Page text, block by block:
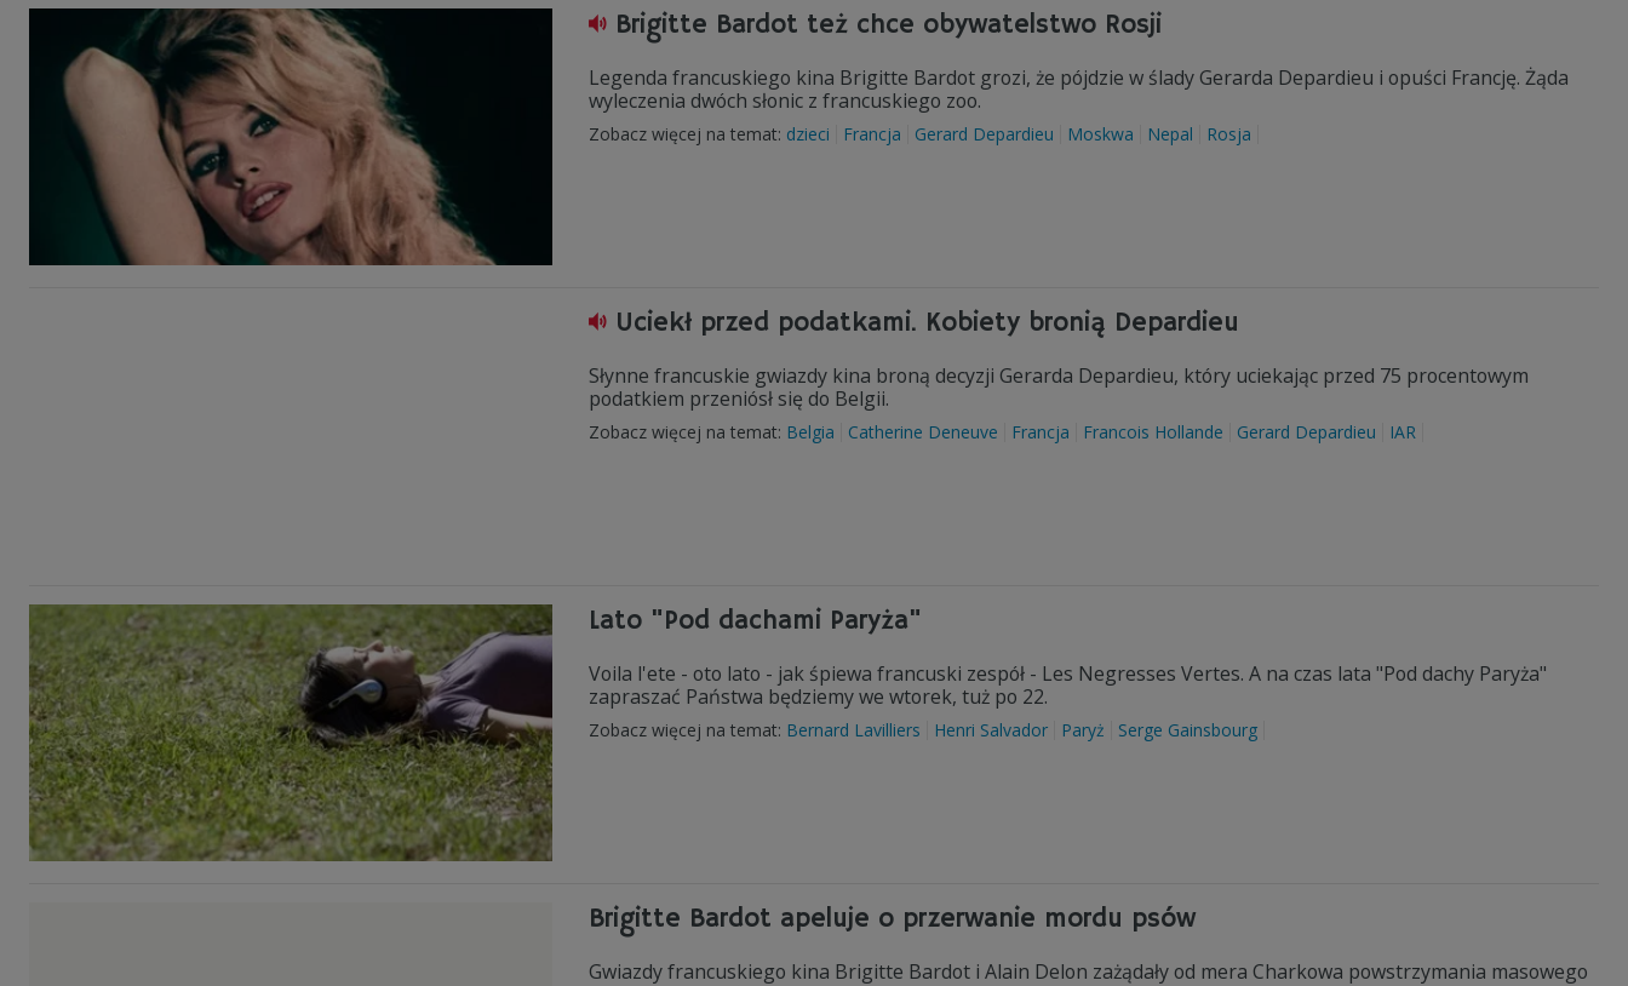
Brigitte Bardot też chce obywatelstwo Rosji
Legenda francuskiego kina Brigitte Bardot grozi, że pójdzie w ślady Gerarda Depardieu i opuści Francję. Żąda
wyleczenia dwóch słonic z francuskiego zoo.
Zobacz więcej na temat: dzieci Francja Gerard Depardieu Moskwa Nepal Rosja
Uciekł przed podatkami. Kobiety bronią Depardieu
Słynne francuskie gwiazdy kina broną decyzji Gerarda Depardieu, który uciekając przed 75 procentowym
podatkiem przeniósł się do Belgii.
Zobacz więcej na temat: Belgia Catherine Deneuve Francja Francois Hollande Gerard Depardieu IAR
Lato "Pod dachami Paryża"
Voila l'ete - oto lato - jak śpiewa francuski zespół - Les Negresses Vertes. A na czas lata "Pod dachy Paryża"
zapraszać Państwa będziemy we wtorek, tuż po 22.
Zobacz więcej na temat: Bernard Lavilliers Henri Salvador Paryż Serge Gainsbourg
Brigitte Bardot apeluje o przerwanie mordu psów
Gwiazdy francuskiego kina Brigitte Bardot i Alain Delon zażądały od mera Charkowa powstrzymania masowego